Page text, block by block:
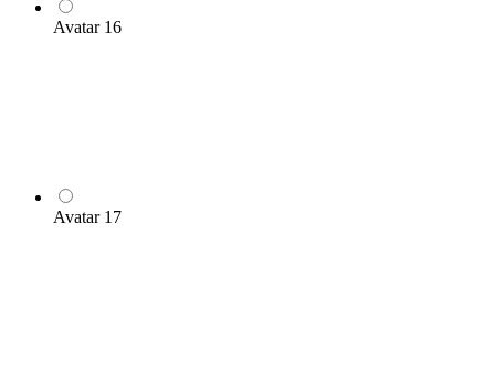
Avatar 16
Avatar 17